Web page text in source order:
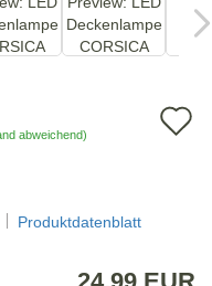
abweichend)
Produktdatenblatt